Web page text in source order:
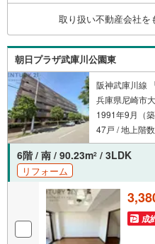
ご紹介可能です。キッ
完備しており、お子さ
ます。住宅ローンに強
のご提案、お客様一人
画のご提案までト
取り扱い不動産会社を
朝日プラザ武庫川公園東
阪神武庫川線
兵庫県尼崎市
1991年9月（築
47戸 / 地上階
6階 / 南 / 90.23m2 / 3LDK
リフォーム
成